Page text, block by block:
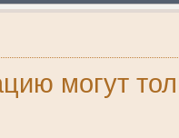
могут